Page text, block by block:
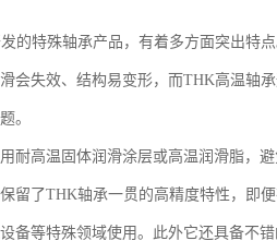
的特殊轴承产品，有着多方面突出特
会失效、结构易变形，而THK高温轴
。
耐高温固体润滑涂层或高温润滑脂，
留了THK轴承一贯的高精度特性，即
备等特殊领域使用。此外它还具备不